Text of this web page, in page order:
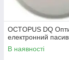
OCTOPUS DQ
електронний
В наявності